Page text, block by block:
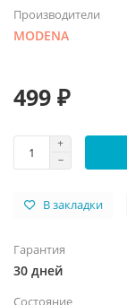
Производители
MODENA
499 ₽
В закладки
Гарантия
30 дней
Состояние